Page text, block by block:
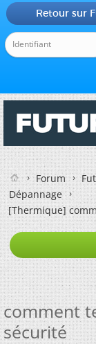
Retour sur
Forum
Dépannage
[Thermique]
comment
sécurité